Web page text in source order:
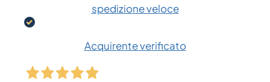
spedizione veloce
Acquirente verificato